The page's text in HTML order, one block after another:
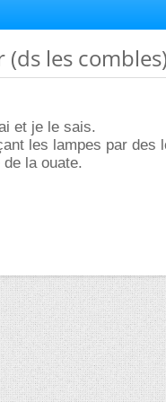
(ds les
et je le sais.
les lampes par des
la ouate.